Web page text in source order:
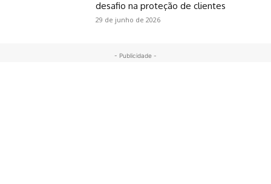
desafio na proteção de clientes
29 de junho de 2026
- Publicidade -